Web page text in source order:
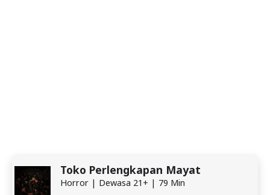
Toko Perlengkapan Mayat
Horror | Dewasa 21+ | 79 Min